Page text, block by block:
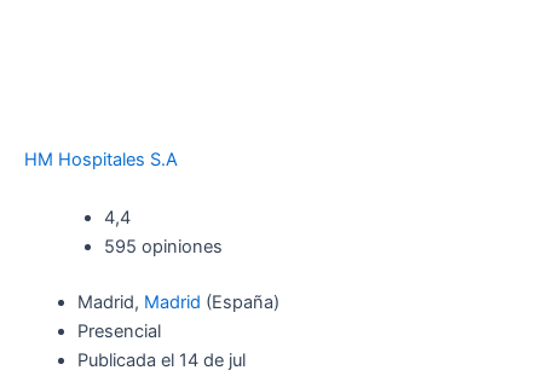
HM Hospitales S.A
4,4
595 opiniones
Madrid, Madrid (España)
Presencial
Publicada el 14 de jul